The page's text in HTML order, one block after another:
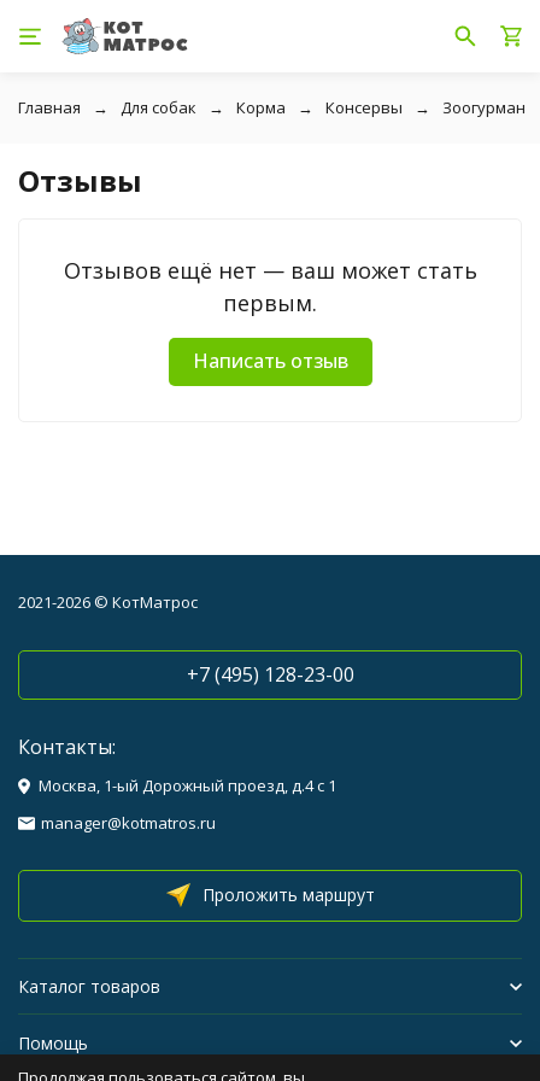
Главная Для собак Корма Консервы Зоогурман
Отзывы
Отзывов ещё нет — ваш может стать
первым.
Написать отзыв
2021-2026 © КотМатрос
+7 (495) 128-23-00
Контакты:
Москва, 1-ый Дорожный проезд, д.4 с 1
manager@kotmatros.ru
Проложить маршрут
Каталог товаров
Помощь